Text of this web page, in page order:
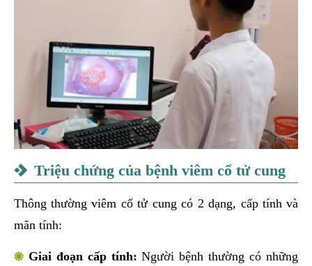
Triệu chứng của bệnh viêm cổ tử cung
Thông thường viêm cổ tử cung có 2 dạng, cấp tính và
mãn tính:
Giai đoạn cấp tính: Người bệnh thường có những